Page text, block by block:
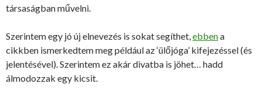
társaságban művelni.
Szerintem egy jó új elnevezés is sokat segíthet,ebbena
cikkben ismerkedtem meg például az ‘ülőjóga’ kifejezéssel (és
jelentésével). Szerintem ez akár divatba is jöhet… hadd
álmodozzak egy kicsit.